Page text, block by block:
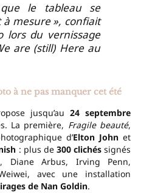
le tableau se
mesure », confiait
lors du vernissage
are (still) Here au
à ne pas manquer cet été
jusqu’au 24 septembre
La première, Fragile beauté,
d’Elton John et
: plus de 300 clichéssignés
Diane Arbus, Irving Penn,
avec une installation
de Nan Goldin.